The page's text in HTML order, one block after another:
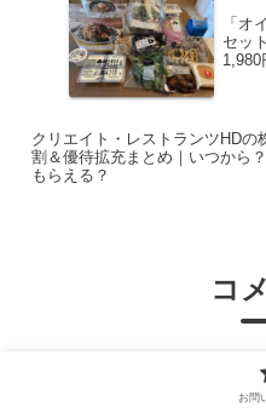
「オ
セッ
1,980
クリエイト・レストランツHDの
割＆優待拡充まとめ｜いつから
もらえる？
コ
コメン
お問